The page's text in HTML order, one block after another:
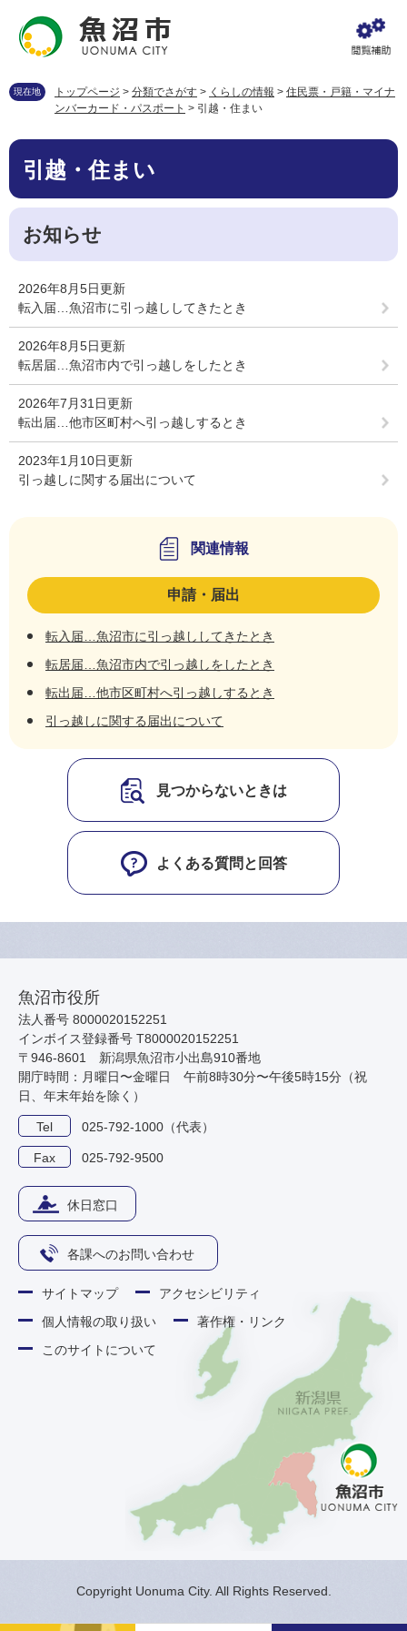
先
す
を
し
へ
現在地 トップページ > 分類でさがす > くらしの情報 > 住民票・戸籍・マイナ
ンバーカード・パスポート > 引越・住まい
本
引越・住まい
お知らせ
2026年8月5日更新
転入届…魚沼市に引っ越ししてきたとき
2026年8月5日更新
転居届…魚沼市内で引っ越しをしたとき
2026年7月31日更新
転出届…他市区町村へ引っ越しするとき
2023年1月10日更新
引っ越しに関する届出について
関連情報
申請・届出
転入届…魚沼市に引っ越ししてきたとき
転居届…魚沼市内で引っ越しをしたとき
転出届…他市区町村へ引っ越しするとき
引っ越しに関する届出について
見つからないときは
よくある質問と回答
魚沼市役所
法人番号 8000020152251
インボイス登録番号 T8000020152251
〒946-8601 新潟県魚沼市小出島910番地
開庁時間：月曜日〜金曜日 午前8時30分〜午後5時15分（祝
日、年末年始を除く）
Tel 025-792-1000（代表）
Fax 025-792-9500
休日窓口
各課へのお問い合わせ
サイトマップ
アクセシビリティ
個人情報の取り扱い
著作権・リンク
このサイトについて
Copyright Uonuma City. All Rights Reserved.